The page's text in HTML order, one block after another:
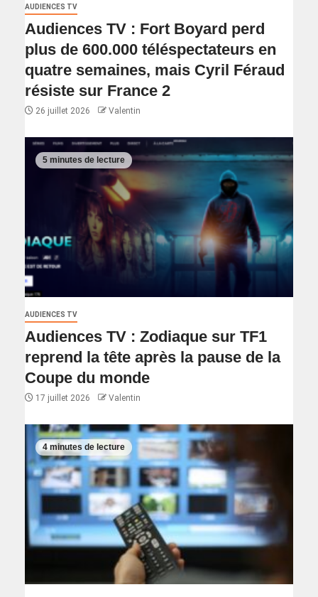
AUDIENCES TV
Audiences TV : Fort Boyard perd
plus de 600.000 téléspectateurs en
quatre semaines, mais Cyril Féraud
résiste sur France 2
26 juillet 2026 Valentin
5 minutes de lecture
AUDIENCES TV
Audiences TV : Zodiaque sur TF1
reprend la tête après la pause de la
Coupe du monde
17 juillet 2026 Valentin
4 minutes de lecture